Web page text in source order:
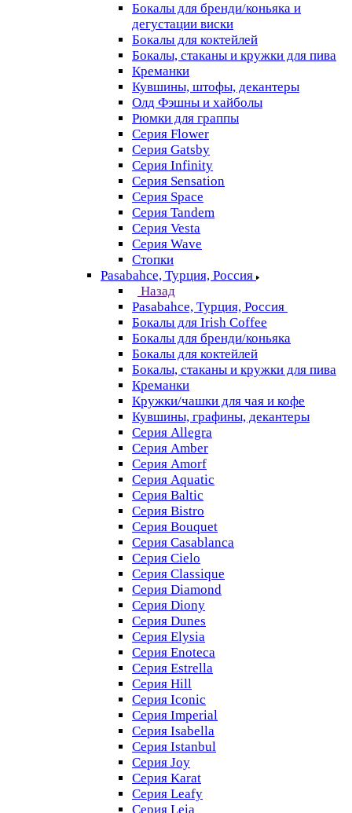
Бокалы для бренди/коньяка и
дегустации виски
Бокалы для коктейлей
Бокалы, стаканы и кружки для пива
Креманки
Кувшины, штофы, декантеры
Олд Фэшны и хайболы
Рюмки для граппы
Серия Flower
Серия Gatsby
Серия Infinity
Серия Sensation
Серия Space
Серия Tandem
Серия Vesta
Серия Wave
Стопки
Pasabahce, Турция, Россия
Назад
Pasabahce, Турция, Россия
Бокалы для Irish Coffee
Бокалы для бренди/коньяка
Бокалы для коктейлей
Бокалы, стаканы и кружки для пива
Креманки
Кружки/чашки для чая и кофе
Кувшины, графины, декантеры
Серия Allegra
Серия Amber
Серия Amorf
Серия Aquatic
Серия Baltic
Серия Bistro
Серия Bouquet
Серия Casablanсa
Серия Cielo
Серия Classique
Серия Diamond
Серия Diony
Серия Dunes
Серия Elysia
Серия Enoteca
Серия Estrella
Серия Hill
Серия Iconic
Серия Imperial
Серия Isabella
Серия Istanbul
Серия Joy
Серия Karat
Серия Leafy
Серия Leia